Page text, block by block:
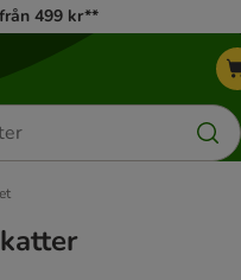
499 kr**